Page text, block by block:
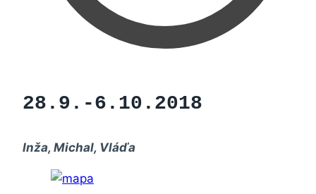
28.9.-6.10.2018
Inža, Michal, Vláďa